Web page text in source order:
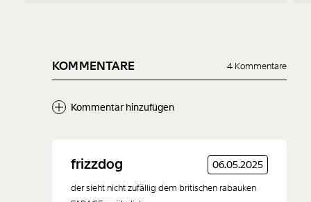
KOMMENTARE 4 Kommentare
Kommentar hinzufügen
Neuen Kommentar
frizzdog 06.05.2025
der sieht nicht zufällig dem britischen rabauken